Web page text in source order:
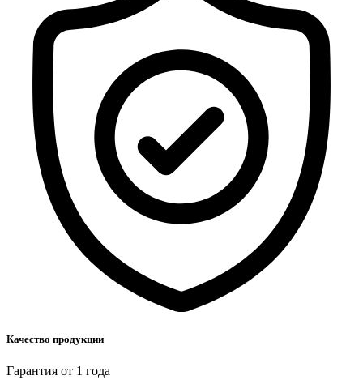
Качество продукции
Гарантия от 1 года